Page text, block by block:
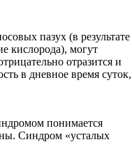
пазух (в результате
кислорода), могут
отразится и
в дневное время суток,
понимается
Синдром «усталых